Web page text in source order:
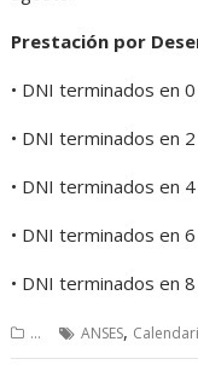
Prestación por
• DNI terminados en
• DNI terminados en
• DNI terminados en
• DNI terminados en
• DNI terminados en
... ANSES,